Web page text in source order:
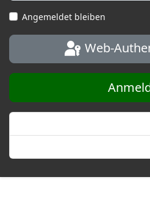
Angemeldet bleiben
Web-